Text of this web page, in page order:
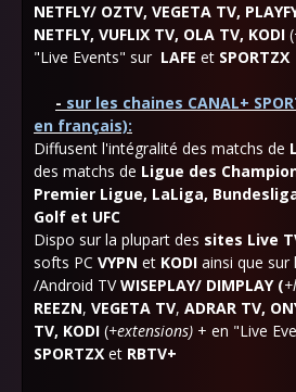
NETFLY/ OZTV, VEGETA TV,
NETFLY, VUFLIX TV, OLA TV, KODI (
"Live Events" sur LAFE et SPORTZX
- sur les chaines CANAL+
en français):
Diffusent l'intégralité des matchs de
des matchs de Ligue des
Premier Ligue, LaLiga,
Golf et UFC
Dispo sur la plupart des sites Live
softs PC VYPN et KODI ainsi que sur
/Android TVWISEPLAY/ DIMPLAY (
REEZN, VEGETA TV, ADRAR TV,
TV, KODI (+extensions) + en "Live
SPORTZX et RBTV+